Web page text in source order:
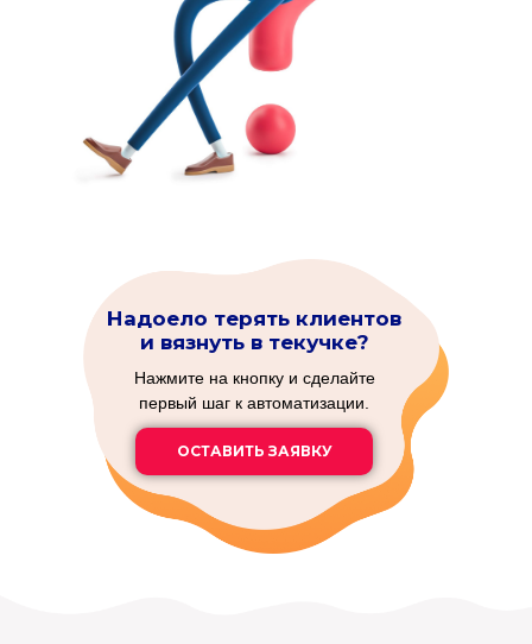
Надоело терять клиентов
и вязнуть в текучке?
Нажмите на кнопку и сделайте
первый шаг к автоматизации.
ОСТАВИТЬ ЗАЯВКУ